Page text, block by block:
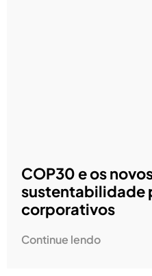
COP30 e os
sustentabilidade
corporativos
Continue lendo